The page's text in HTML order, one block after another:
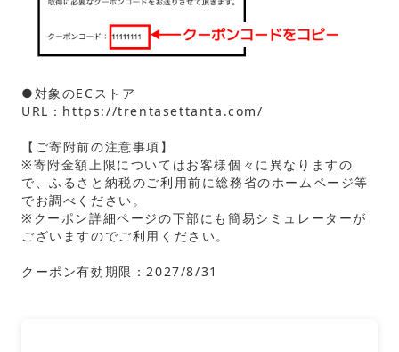
●対象のECストア
URL： https://trentasettanta.com/
【ご寄附前の注意事項】
※寄附金額上限についてはお客様個々に異なりますの
で、ふるさと納税のご利用前に総務省のホームページ等
でお調べください。
※クーポン詳細ページの下部にも簡易シミュレーターが
ございますのでご利用ください。
クーポン有効期限：2027/8/31